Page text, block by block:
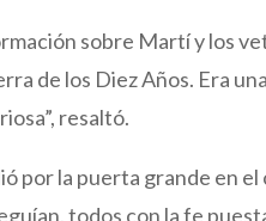
sobre Martí y los
de los Diez Años. Era
resaltó.
por la puerta grande en
todos con la fe